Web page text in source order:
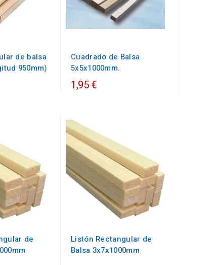
de balsa
950mm)
Cuadrado de Balsa
5x5x1000mm.
1,95 €
de
Listón Rectangular de
Balsa 3x7x1000mm